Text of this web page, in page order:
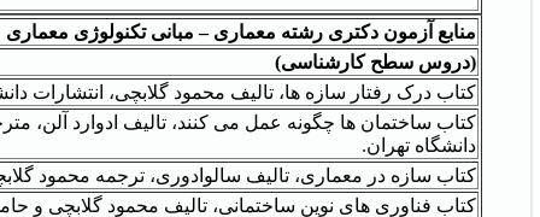
منابع آزمون دکتری رشته معماری – مبانی تکنولوژی معماری
(دروس سطح کارشناسی)
کتاب درک رفتار سازه ها، تالیف محمود گلابچی، انتشارات
کتاب ساختمان ها چگونه عمل می کنند، تالیف ادوارد آلن،
دانشگاه تهران.
کتاب سازه در معماری، تالیف سالوادوری، ترجمه محمود
کتاب فناوری های نوین ساختمانی، تالیف محمود گلابچی و